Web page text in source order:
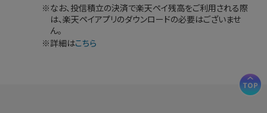
※なお、投信積立の決済で楽天ペイ残高をご利用される際
は、楽天ペイアプリのダウンロードの必要はございませ
ん。
※詳細はこちら